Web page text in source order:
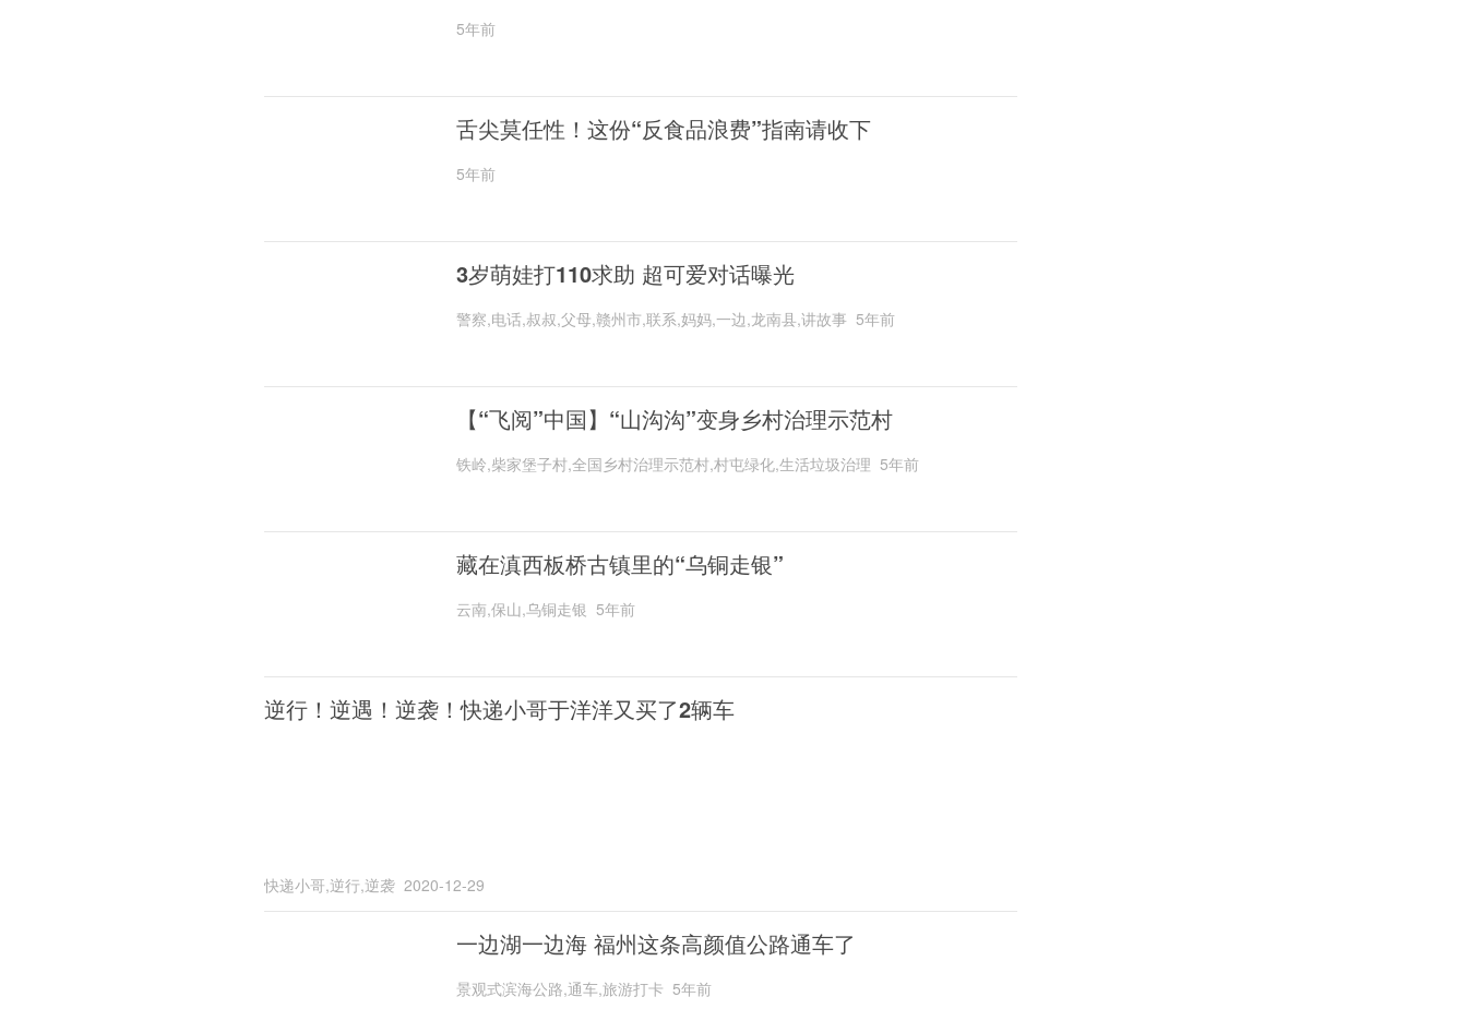
5年前
舌尖莫任性！这份“反食品浪费”指南请收下
5年前
3岁萌娃打110求助 超可爱对话曝光
警察,电话,叔叔,父母,赣州市,联系,妈妈,一边,龙南县,讲故事 5年前
【“飞阅”中国】“山沟沟”变身乡村治理示范村
铁岭,柴家堡子村,全国乡村治理示范村,村屯绿化,生活垃圾治理 5年前
藏在滇西板桥古镇里的“乌铜走银”
云南,保山,乌铜走银 5年前
逆行！逆遇！逆袭！快递小哥于洋洋又买了2辆车
快递小哥,逆行,逆袭 2020-12-29
一边湖一边海 福州这条高颜值公路通车了
景观式滨海公路,通车,旅游打卡 5年前